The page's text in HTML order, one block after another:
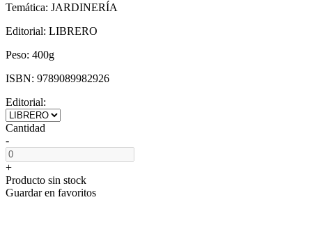
Temática: JARDINERÍA
Editorial: LIBRERO
Peso: 400g
ISBN: 9789089982926
Editorial:
Cantidad
-
+
Producto sin stock
Guardar en favoritos